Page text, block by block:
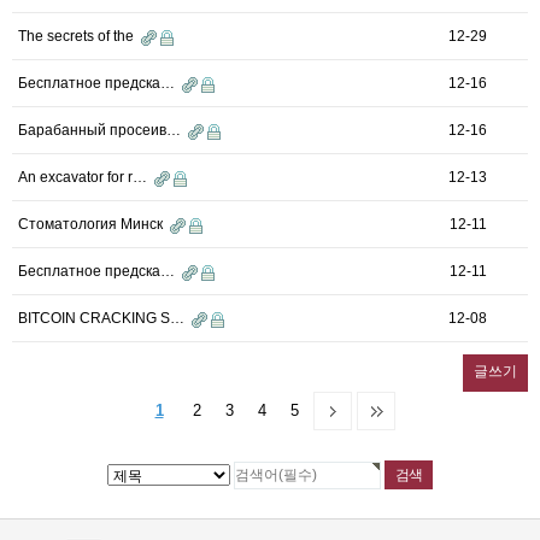
The secrets of the 12-29
Бесплатное предска… 12-16
Барабанный просеив… 12-16
An excavator for r… 12-13
Стоматология Минск 12-11
Бесплатное предска… 12-11
BITCOIN CRACKING S… 12-08
글쓰기
1 2 3 4 5